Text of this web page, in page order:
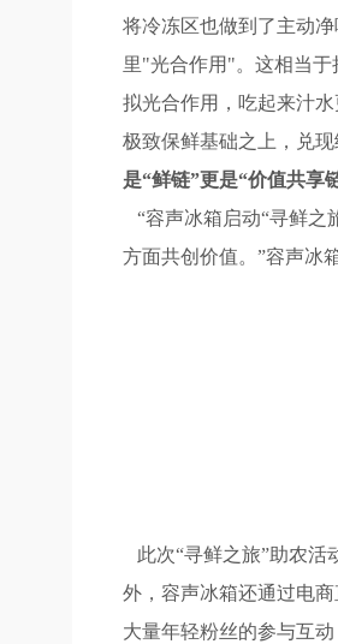
将冷冻区也做到了主动
里"光合作用"。这相当于
拟光合作用，吃起来汁
极致保鲜基础之上，兑现
是“鲜链”更是“价值共享
“容声冰箱启动“寻鲜之
方面共创价值。”容声冰
此次“寻鲜之旅”助农活
外，容声冰箱还通过电
大量年轻粉丝的参与互